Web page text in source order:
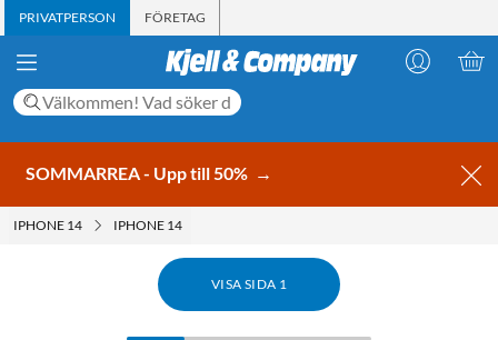
PRIVATPERSON FÖRETAG
SOMMARREA - Upp till 50% →
IPHONE 14 IPHONE 14
VISA SIDA 1